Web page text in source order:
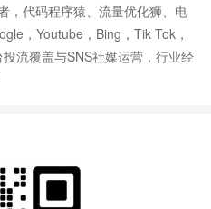
，代码程序猿、流量优化狮、电
，Youtube，Bing，Tik Tok，
流覆盖与SNS社媒运营，行业经